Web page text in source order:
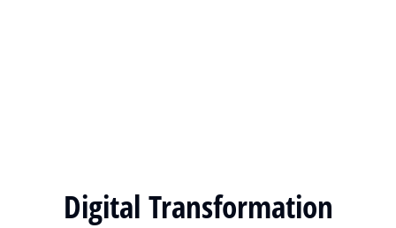
Digital Transformation